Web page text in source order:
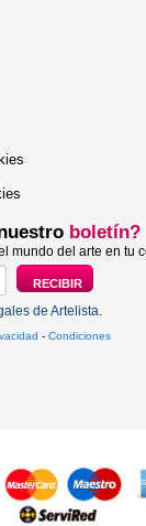
boletín?
mundo del arte en tu
de Artelista.
- Condiciones